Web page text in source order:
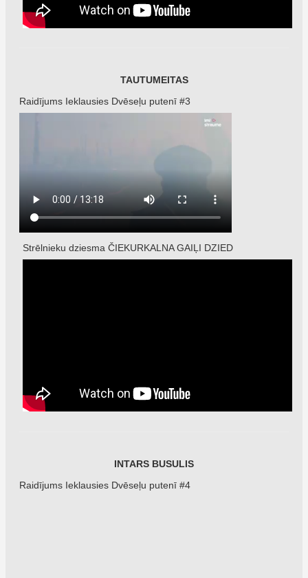
TAUTUMEITAS
Raidījums Ieklausies Dvēseļu putenī #3
Strēlnieku dziesma ČIEKURKALNA GAIĻI DZIED
INTARS BUSULIS
Raidījums Ieklausies Dvēseļu putenī #4